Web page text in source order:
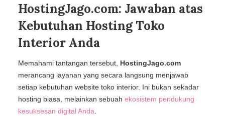
HostingJago.com: Jawaban atas
Kebutuhan Hosting Toko
Interior Anda
Memahami tantangan tersebut, HostingJago.com
merancang layanan yang secara langsung menjawab
setiap kebutuhan website toko interior. Ini bukan sekadar
hosting biasa, melainkan sebuah ekosistem pendukung
kesuksesan digital Anda